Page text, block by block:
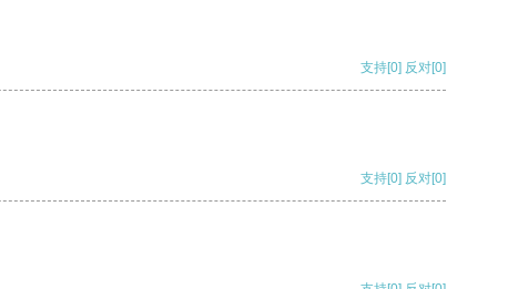
支持[0] 反对[0]
支持[0] 反对[0]